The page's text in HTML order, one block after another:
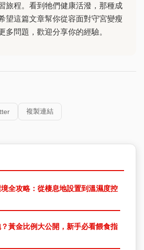
旅程。看到牠們健康活潑，那種成
望這篇文章幫你從容面對守宮變瘦
多問題，歡迎分享你的經驗。
複製連結
全攻略：從棲息地設置到溫濕度控
黃金比例大公開，新手必看餵食指